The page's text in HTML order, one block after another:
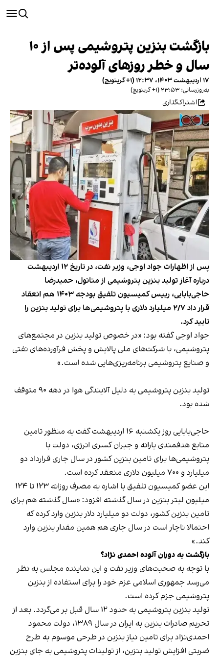
بازگشت بنزین پتروشیمی‌ پس از ۱۰
سال و خطر روزهای آلوده‌تر
۱۷ اردیبهشت ۱۴۰۳، ۱۲:۳۷ (‎+۱ گرینویچ)
به‌روزرسانی: ۲۳:۵۳ (‎+۱ گرینویچ)
اشتراک‌گذاری
پس از اظهارات جواد اوجی، وزیر نفت، در تاریخ ۱۲ اردیبهشت
درباره آغاز تولید بنزین پتروشیمی از متانول، حمیدرضا
حاجی‌بابایی، رییس کمیسیون تلفیق بودجه ۱۴۰۳ هم انعقاد
قرار داد ۲/۷ میلیارد دلاری با پتروشیمی‌ها برای تولید بنزین را
تایید کرد.
جواد اوجیگفته بود: «در خصوص تولید بنزین در مجتمع‌های
پتروشیمی، با شرکت‌های ملی پالایش و پخش فرآورده‌های نفتی
و صنایع پتروشیمی برنامه‌ریزی‌هایی شده است.»
تولید بنزین پتروشیمی به دلیل آلایندگی هوا در دهه ۹۰ متوقف
شده بود.
حاجی‌بابایی روز یکشنبه ۱۶ اردیبهشت گفت به منظور تامین
منابع هدفمندی یارانه و جبران کسری انرژی، دولت با
پتروشیمی‌ها برای تامین بنزین کشور در سال جاری قرارداد دو
میلیارد و ۷۰۰ میلیون دلاری منعقد کرده است.
این عضو کمیسیون تلفیق با اشاره به مصرف روزانه ۱۲۳ تا ۱۲۴
میلیون لیتر بنزین در سال گذشته افزود: «سال گذشته هم برای
تامین بنزین کشور، دولت دو میلیارد دلار بنزین وارد کرده که
احتمالا ناچار است در سال جاری هم همین مقدار بنزین وارد
کند.»
بازگشت به دوران آلوده احمدی نژاد؟
با توجه به صحبت‌های وزیر نفت و این نماینده مجلس به نظر
می‌رسد جمهوری اسلامی عزم خود را برای استفاده از بنزین
پتروشیمی جزم کرده است.
تولید بنزین پتروشیمی به حدود ۱۲ سال قبل بر می‌گردد. بعد از
تحریم صادرات بنزین به ایران در سال ۱۳۸۹، دولت محمود
احمدی‌نژاد برای تامین نیاز بنزین در طرحی موسوم به طرح
ضربتی افزایش تولید بنزین، از تولیدات پتروشیمی به جای بنزین